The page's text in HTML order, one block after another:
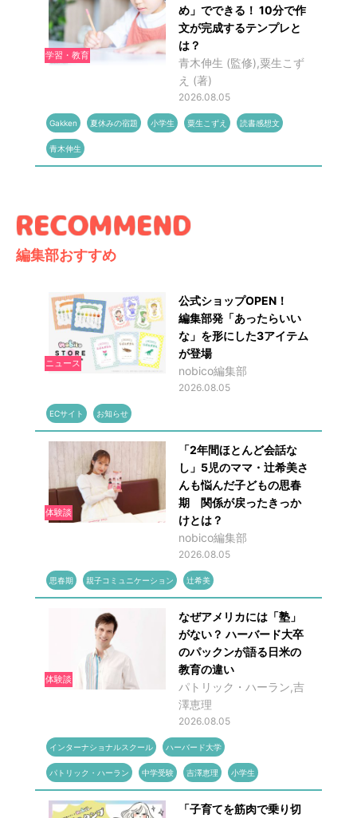
学習・教育
め」でできる！ 10分で作
文が完成するテンプレと
は？
青木伸生 (監修),粟生こず
え (著)
2026.08.05
Gakken 夏休みの宿題 小学生 粟生こずえ 読書感想文
青木伸生
編集部おすすめ
ニュース
公式ショップOPEN！
編集部発「あったらいい
な」を形にした3アイテム
が登場
nobico編集部
2026.08.05
ECサイト お知らせ
体験談
「2年間ほとんど会話な
し」5児のママ・辻希美さ
んも悩んだ子どもの思春
期 関係が戻ったきっか
けとは？
nobico編集部
2026.08.05
思春期 親子コミュニケーション 辻希美
体験談
なぜアメリカには「塾」
がない？ ハーバード大卒
のパックンが語る日米の
教育の違い
パトリック・ハーラン,吉
澤恵理
2026.08.05
インターナショナルスクール ハーバード大学
パトリック・ハーラン 中学受験 吉澤恵理 小学生
「子育てを筋肉で乗り切